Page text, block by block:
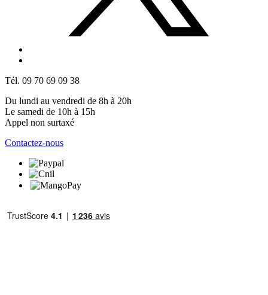
Tél. 09 70 69 09 38
Du lundi au vendredi de 8h à 20h
Le samedi de 10h à 15h
Appel non surtaxé
Contactez-nous